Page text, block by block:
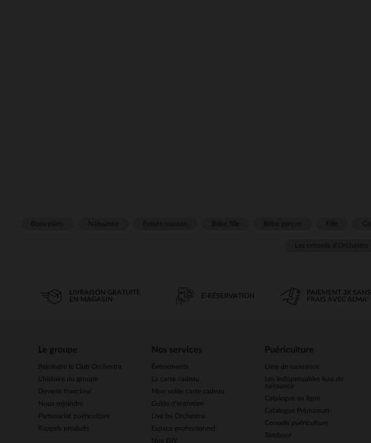
LIVRAISON GRATUITE
EN MAGASIN
E-RÉSERVATION
PAIEMENT 3X SANS
FRAIS AVEC ALMA*
Le groupe
Rejoindre le Club Orchestra
L’histoire du groupe
Devenir franchisé
Nous rejoindre
Partenariat puériculture
Rappels produits
Nos services
Évènements
La carte cadeau
Mon solde carte cadeau
Guide d'entretien
Live by Orchestra
Espace professionnel
Nos DIY
Puériculture
Liste de naissance
Les indispensables liste de
naissance
Catalogue en ligne
Catalogue Prémaman
Conseils puériculture
Tamboor